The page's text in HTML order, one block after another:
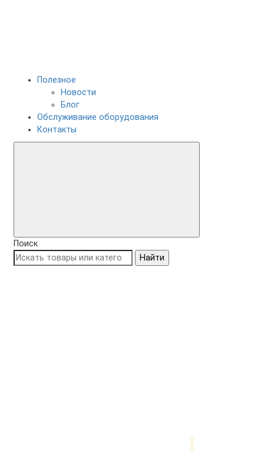
Полезное
Новости
Блог
Обслуживание оборудования
Контакты
Поиск
Найти